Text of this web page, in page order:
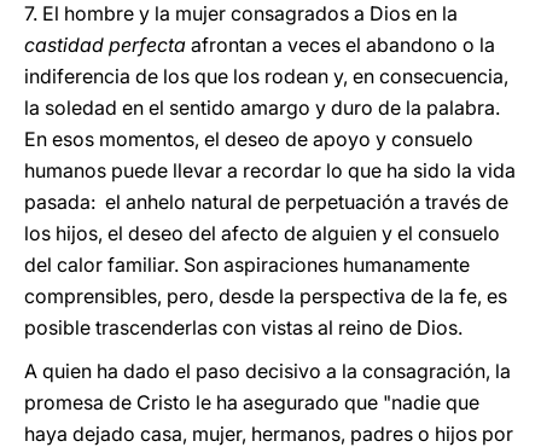
7. El hombre y la mujer consagrados a Dios en la
castidad perfecta afrontan a veces el abandono o la
indiferencia de los que los rodean y, en consecuencia,
la soledad en el sentido amargo y duro de la palabra.
En esos momentos, el deseo de apoyo y consuelo
humanos puede llevar a recordar lo que ha sido la vida
pasada: el anhelo natural de perpetuación a través de
los hijos, el deseo del afecto de alguien y el consuelo
del calor familiar. Son aspiraciones humanamente
comprensibles, pero, desde la perspectiva de la fe, es
posible trascenderlas con vistas al reino de Dios.
A quien ha dado el paso decisivo a la consagración, la
promesa de Cristo le ha asegurado que "nadie que
haya dejado casa, mujer, hermanos, padres o hijos por